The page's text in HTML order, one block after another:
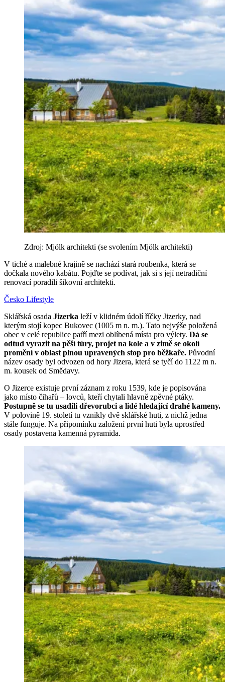
Zdroj: Mjölk architekti (se svolením Mjölk architekti)
V tiché a malebné krajině se nachází stará roubenka, která se
dočkala nového kabátu. Pojďte se podívat, jak si s její netradiční
renovací poradili šikovní architekti.
Česko Lifestyle
Sklářská osada Jizerka leží v klidném údolí říčky Jizerky, nad
kterým stojí kopec Bukovec (1005 m n. m.). Tato nejvýše položená
obec v celé republice patří mezi oblíbená místa pro výlety. Dá se
odtud vyrazit na pěší túry, projet na kole a v zimě se okolí
promění v oblast plnou upravených stop pro běžkaře. Původní
název osady byl odvozen od hory Jizera, která se tyčí do 1122 m n.
m. kousek od Smědavy.
O Jizerce existuje první záznam z roku 1539, kde je popisována
jako místo čihařů – lovců, kteří chytali hlavně zpěvné ptáky.
Postupně se tu usadili dřevorubci a lidé hledající drahé kameny.
V polovině 19. století tu vznikly dvě sklářské huti, z nichž jedna
stále funguje. Na připomínku založení první huti byla uprostřed
osady postavena kamenná pyramida.